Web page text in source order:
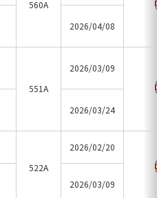
560A
2026/04/08
551A
2026/03/09
2026/03/24
522A
2026/02/20
2026/03/09